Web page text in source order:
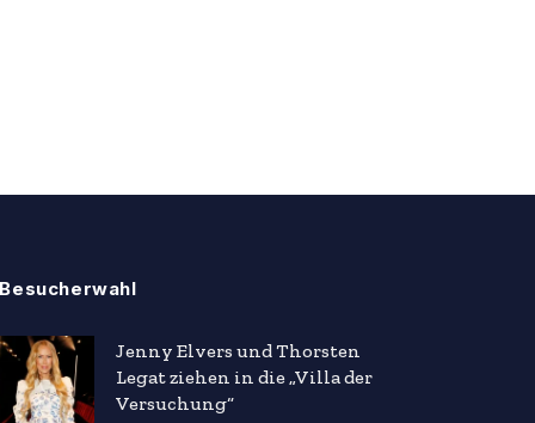
Besucherwahl
Jenny Elvers und Thorsten
Legat ziehen in die „Villa der
Versuchung“